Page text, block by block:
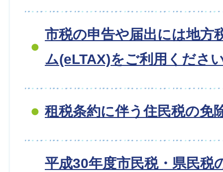
市税の申告や届出には地方
ム(eLTAX)をご利用くださ
租税条約に伴う住民税の免
平成30年度市民税・県民税